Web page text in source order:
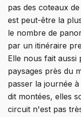
pas des coteaux
est peut-être la
le nombre de
par un itinéraire
Elle nous fait aussi
paysages près du
passer la journée
dit montées, elles
circuit n'est pas